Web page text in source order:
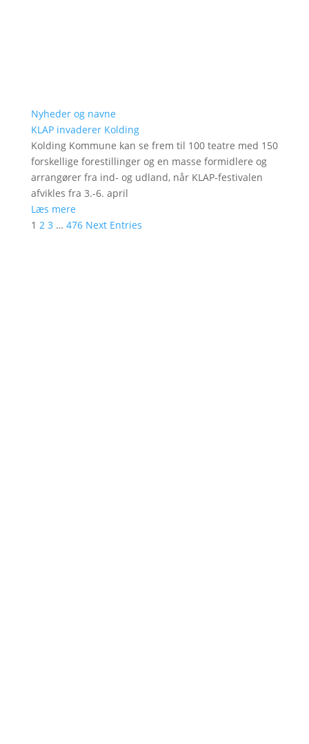
Nyheder og navne
KLAP invaderer Kolding
Kolding Kommune kan se frem til 100 teatre med 150
forskellige forestillinger og en masse formidlere og
arrangører fra ind- og udland, når KLAP-festivalen
afvikles fra 3.-6. april
Læs mere
1 2 3 … 476 Next Entries